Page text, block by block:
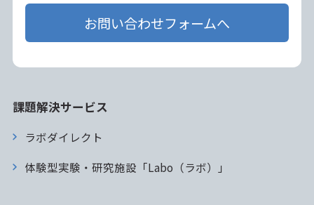
お問い合わせフォームへ
課題解決サービス
ラボダイレクト
体験型実験・研究施設「Labo（ラボ）」